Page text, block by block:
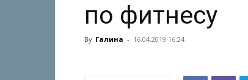
по фитнесу
By Галина - 16.04.2019 16:24